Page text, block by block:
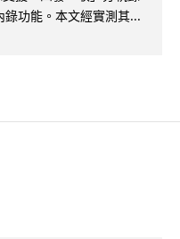
功能。本文經實測其...